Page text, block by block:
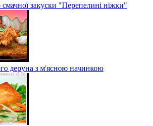
закуски "Перепелині ніжки"
деруна з м'ясною начинкою